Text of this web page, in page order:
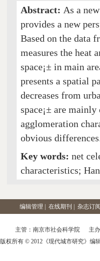
Abstract: As a
provides a new
Based on the data
measures the heat
space¡± in main
presents a spatial
decreases from
space¡± are
agglomeration
obvious
Key words: net
characteristics;
编辑管理 在线期刊 杂志订
主管：南京市社会科学院 主
版权所有 © 2012《现代城市研究》编